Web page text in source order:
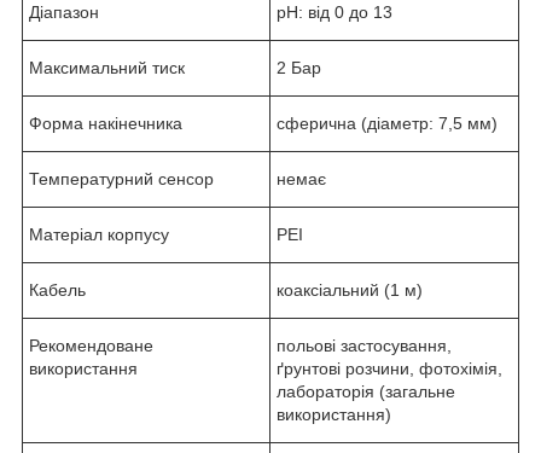
Діапазон рН: від 0 до 13
Максимальний тиск 2 Бар
Форма накінечника сферична (діаметр: 7,5 мм)
Температурний сенсор немає
Матеріал корпусу PEI
Кабель коаксіальний (1 м)
Рекомендоване
використання
польові застосування,
ґрунтові розчини, фотохімія,
лабораторія (загальне
використання)